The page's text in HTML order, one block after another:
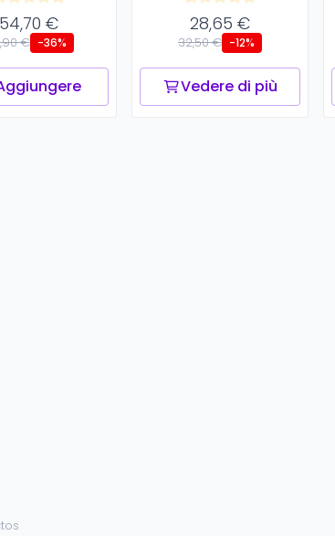
54,70 €
€ -36%
28,65 €
32,50 € -12%
Vedere di più